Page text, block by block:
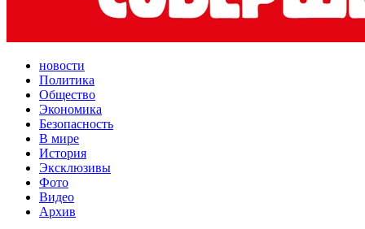
новости
Политика
Общество
Экономика
Безопасность
В мире
История
Эксклюзивы
Фото
Видео
Архив